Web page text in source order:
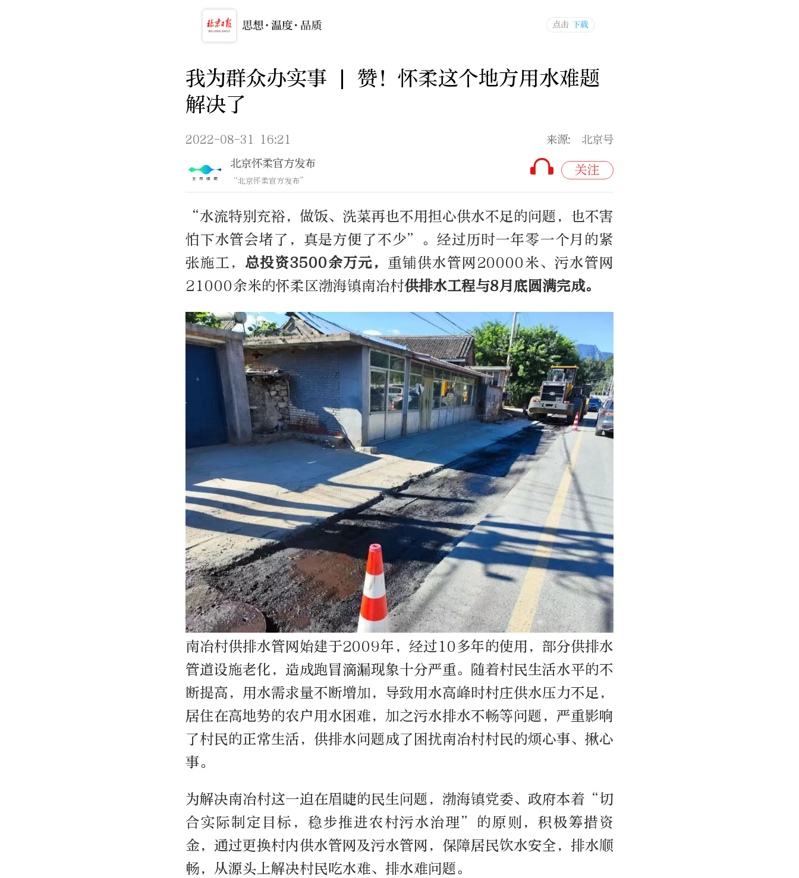
我为群众办实事 | 赞！怀柔这个地方用水难题
解决了
2022-08-31 16:21
来源: 北京号
北京怀柔官方发布
“北京怀柔官方发布”
关注
“水流特别充裕，做饭、洗菜再也不用担心供水不足的问题，也不害
怕下水管会堵了，真是方便了不少”。经过历时一年零一个月的紧
张施工， 总投资3500余万元， 重铺供水管网20000米、污水管网
21000余米的怀柔区渤海镇南冶村供排水工程与8月底圆满完成。
南冶村供排水管网始建于2009年，经过10多年的使用，部分供排水
管道设施老化，造成跑冒滴漏现象十分严重。随着村民生活水平的不
断提高，用水需求量不断增加，导致用水高峰时村庄供水压力不足，
居住在高地势的农户用水困难，加之污水排水不畅等问题，严重影响
了村民的正常生活，供排水问题成了困扰南冶村村民的烦心事、揪心
事。
为解决南冶村这一迫在眉睫的民生问题，渤海镇党委、政府本着“切
合实际制定目标，稳步推进农村污水治理”的原则，积极筹措资
金，通过更换村内供水管网及污水管网，保障居民饮水安全，排水顺
畅，从源头上解决村民吃水难、排水难问题。